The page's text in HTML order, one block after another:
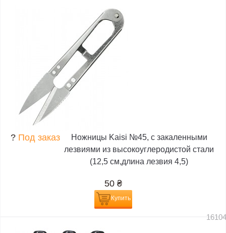
? Под заказ
Ножницы Kaisi №45, с закаленными
лезвиями из высокоуглеродистой стали
(12,5 см,длина лезвия 4,5)
50 ₴
Купить